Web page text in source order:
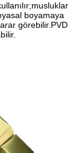
boyamaya
görebilir.PVD